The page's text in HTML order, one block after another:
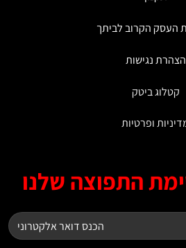
הקרוב לביתך
נגישות
ביטק
ופרטיות
התפוצה שלנו